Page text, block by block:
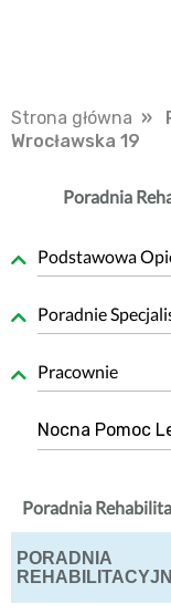
Strona główna »
Wrocławska 19
Poradnia
Podstawowa
Poradnie
Pracownie
Nocna Pomoc
Poradnia
PORADNIA